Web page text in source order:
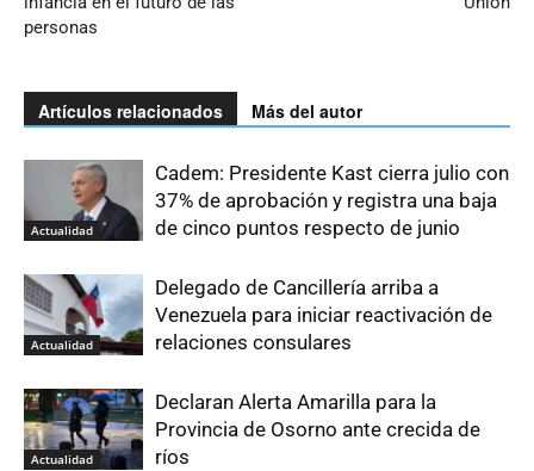
personas
Artículos relacionados Más del autor
Actualidad
Cadem: Presidente Kast cierra julio con
37% de aprobación y registra una baja
de cinco puntos respecto de junio
Actualidad
Delegado de Cancillería arriba a
Venezuela para iniciar reactivación de
relaciones consulares
Actualidad
Declaran Alerta Amarilla para la
Provincia de Osorno ante crecida de
ríos